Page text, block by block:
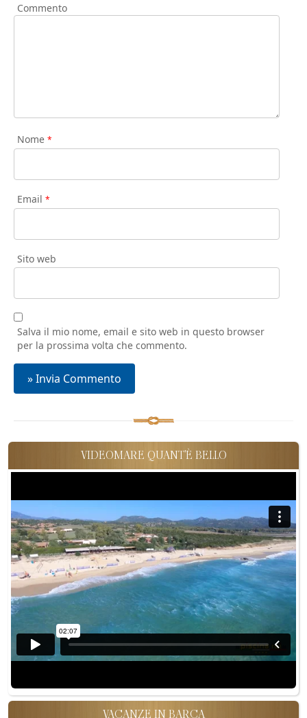
Commento
Nome *
Email *
Sito web
Salva il mio nome, email e sito web in questo browser
per la prossima volta che commento.
VIDEOMARE QUANT'È BELLO
VACANZE IN BARCA